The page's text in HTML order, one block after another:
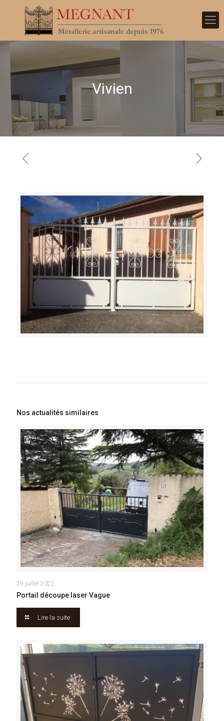
Vivien
Nos actualités similaires
29 juillet 2022
Portail découpe laser Vague
Lire la suite